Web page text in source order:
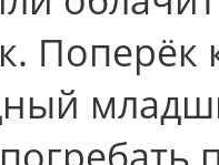
Поперёк